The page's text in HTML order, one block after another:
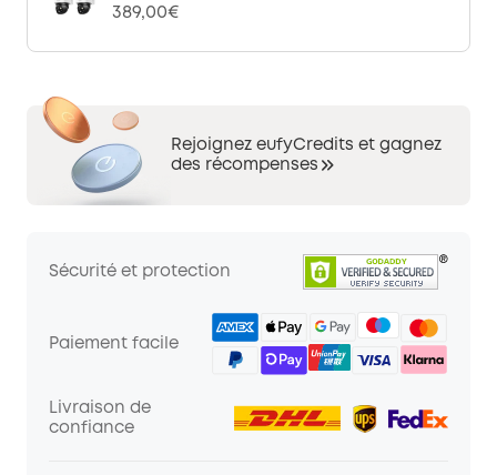
389,00€
Rejoignez eufyCredits et gagnez
des récompenses
Sécurité et protection
Paiement facile
Livraison de
confiance